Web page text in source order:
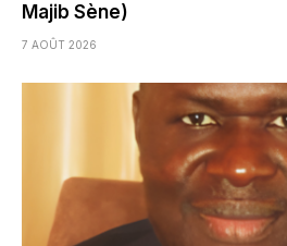
Majib Sène)
7 AOÛT 2026